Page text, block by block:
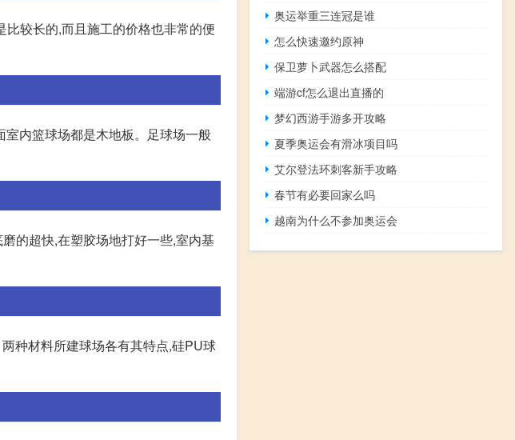
较长的,而且施工的价格也非常的便
内篮球场都是木地板。足球场一般
的超快,在塑胶场地打好一些,室内基
种材料所建球场各有其特点,硅PU球
奥运举重三连冠是谁
怎么快速邀约原神
保卫萝卜武器怎么搭配
端游cf怎么退出直播的
梦幻西游手游多开攻略
夏季奥运会有滑冰项目吗
艾尔登法环刺客新手攻略
春节有必要回家么吗
越南为什么不参加奥运会